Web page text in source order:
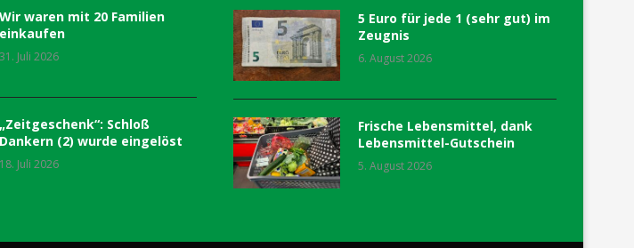
Wir waren mit 20 Familien
einkaufen
31. Juli 2026
„Zeitgeschenk“: Schloß
Dankern (2) wurde eingelöst
18. Juli 2026
5 Euro für jede 1 (sehr gut) im
Zeugnis
6. August 2026
Frische Lebensmittel, dank
Lebensmittel-Gutschein
5. August 2026